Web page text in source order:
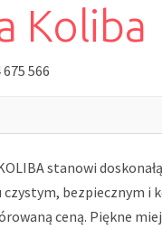
Koliba
566
stanowi
czystym, bezpiecznym i
ceną. Piękne